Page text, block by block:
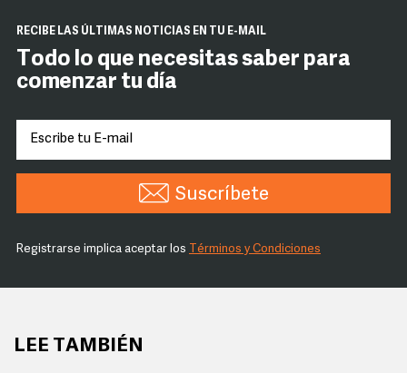
RECIBE LAS ÚLTIMAS NOTICIAS EN TU E-MAIL
Todo lo que necesitas saber para
comenzar tu día
Suscríbete
Registrarse implica aceptar los Términos y Condiciones
LEE TAMBIÉN